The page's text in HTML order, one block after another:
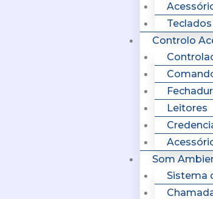
Teclados
Controlo
Leitores
Som
Sistema